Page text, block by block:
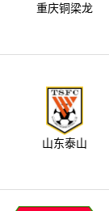
重庆铜梁龙
山东泰山